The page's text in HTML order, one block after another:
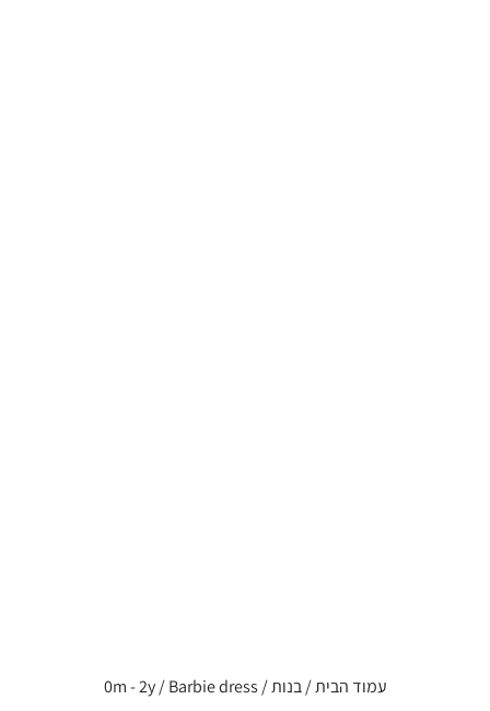
עמוד הבית/בנות/
0m - 2y/ Barbie dress